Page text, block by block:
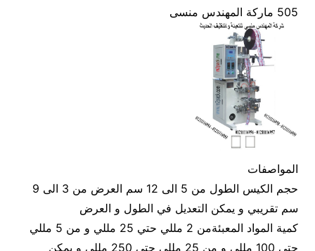
505 ماركة المهندس منسى
المواصفات
حجم الكيس الطول من 5 الى 12 سم العرض من 3 الى 9
سم تقريبي و يمكن التعديل في الطول و العرض
كمية المواد المعبئةمن 2 مللي حتي 25 مللي و من 5 مللي
حتي 100 مللي و من 25 مللي حتي 250 مللي و يمكن